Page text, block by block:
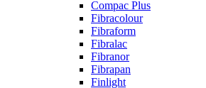
Compac Plus
Fibracolour
Fibraform
Fibralac
Fibranor
Fibrapan
Finlight